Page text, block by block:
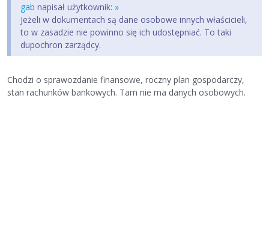
gab napisał użytkownik: »
Jeżeli w dokumentach są dane osobowe innych właścicieli,
to w zasadzie nie powinno się ich udostępniać. To taki
dupochron zarządcy.
Chodzi o sprawozdanie finansowe, roczny plan gospodarczy,
stan rachunków bankowych. Tam nie ma danych osobowych.